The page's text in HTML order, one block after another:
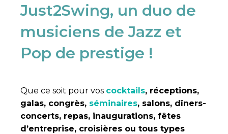
Just2Swing, un duo de
musiciens de Jazz et
Pop de prestige !
Que ce soit pour vos cocktails, réceptions,
galas, congrès, séminaires, salons, dîners-
concerts, repas, inaugurations, fêtes
d’entreprise, croisières ou tous types